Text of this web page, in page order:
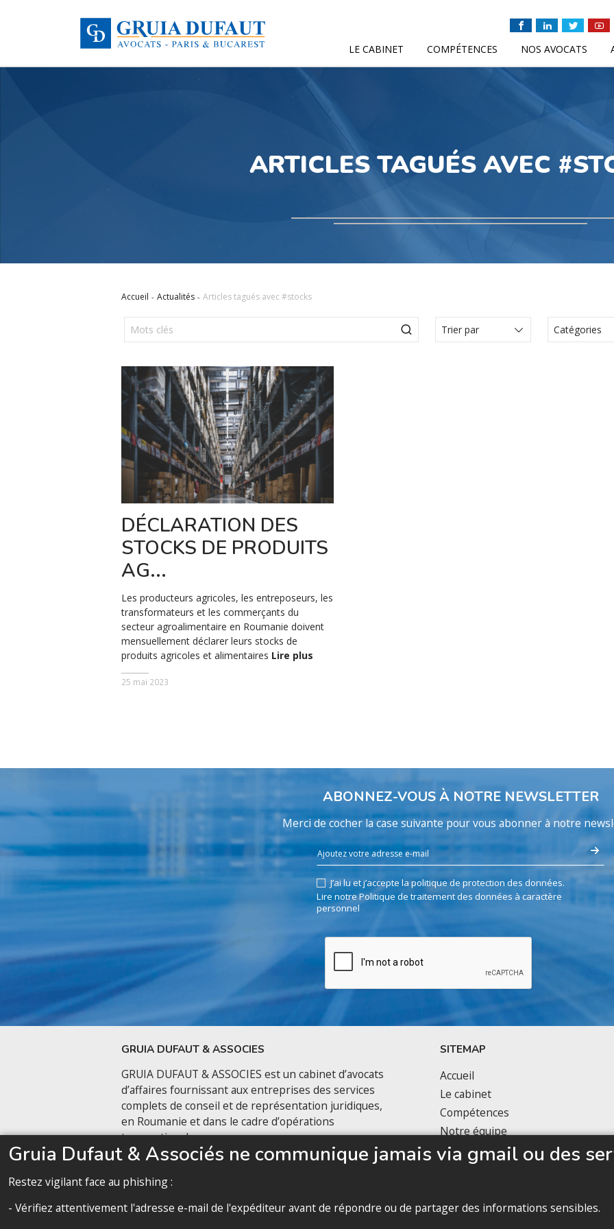
LE CABINET COMPÉTENCES NOS AVOCATS
ARTICLES TAGUÉS AVEC
Accueil Actualités Articles tagués avec #stocks
Catégories
DÉCLARATION DES
STOCKS DE PRODUITS
AG...
Les producteurs agricoles, les entreposeurs, les
transformateurs et les commerçants du
secteur agroalimentaire en Roumanie doivent
mensuellement déclarer leurs stocks de
produits agricoles et alimentaires Lire plus
25 mai 2023
ABONNEZ-VOUS À NOTRE NEWSLETTER
Merci de cocher la case suivante pour vous abonner à notre
J’ai lu et j’accepte la politique de protection des données.
Lire notre Politique de traitement des données à caractère
personnel
GRUIA DUFAUT & ASSOCIES
GRUIA DUFAUT & ASSOCIES est un cabinet d’avocats
d’affaires fournissant aux entreprises des services
complets de conseil et de représentation juridiques,
en Roumanie et dans le cadre d’opérations
transnationales.
Nous contacter
SITEMAP
Accueil
Le cabinet
Compétences
Notre équipe
Politique de confidentialité
Gruia Dufaut & Associés ne communique jamais via gmail ou des
Restez vigilant face au phishing :
- Vérifiez attentivement l'adresse e-mail de l'expéditeur avant de répondre ou de partager des informations sensibles.